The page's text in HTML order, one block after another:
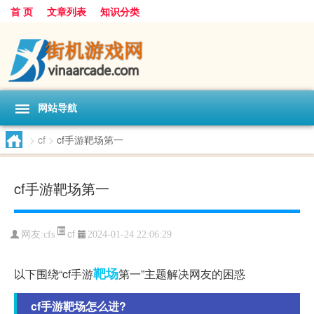
首 页 文章列表 知识分类
网站导航
> cf > cf手游靶场第一
cf手游靶场第一
网友:cfs cf 2024-01-24 22:06:29
以下围绕“cf手游靶场第一”主题解决网友的困惑
cf手游靶场怎么进?